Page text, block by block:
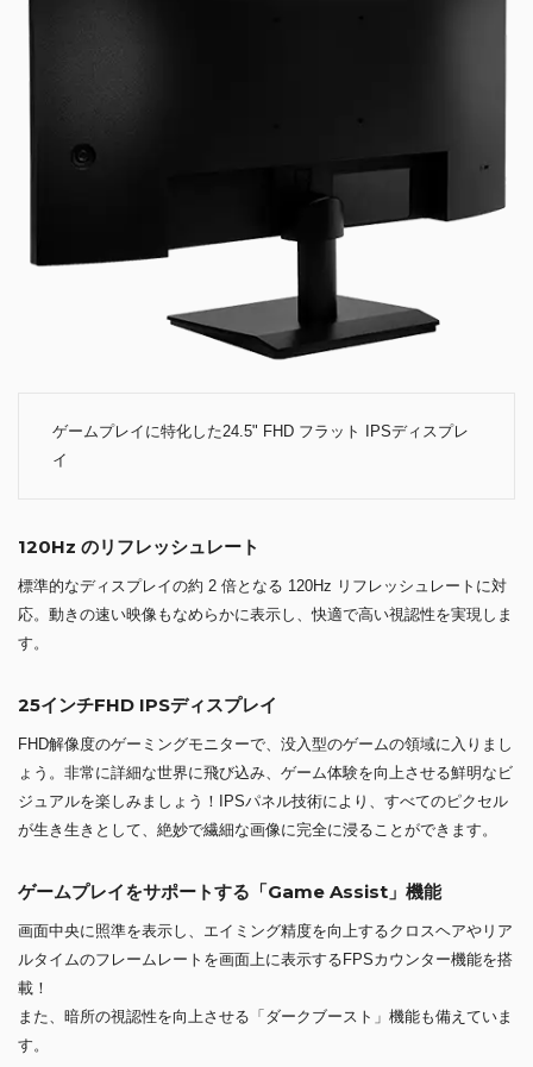
ゲームプレイに特化した24.5" FHD フラット IPSディスプレ
イ
120Hz のリフレッシュレート
標準的なディスプレイの約 2 倍となる 120Hz リフレッシュレートに対
応。動きの速い映像もなめらかに表示し、快適で高い視認性を実現しま
す。
25インチFHD IPSディスプレイ
FHD解像度のゲーミングモニターで、没入型のゲームの領域に入りまし
ょう。非常に詳細な世界に飛び込み、ゲーム体験を向上させる鮮明なビ
ジュアルを楽しみましょう！IPSパネル技術により、すべてのピクセル
が生き生きとして、絶妙で繊細な画像に完全に浸ることができます。
ゲームプレイをサポートする「Game Assist」機能
画面中央に照準を表示し、エイミング精度を向上するクロスヘアやリア
ルタイムのフレームレートを画面上に表示するFPSカウンター機能を搭
載！
また、暗所の視認性を向上させる「ダークブースト」機能も備えていま
す。